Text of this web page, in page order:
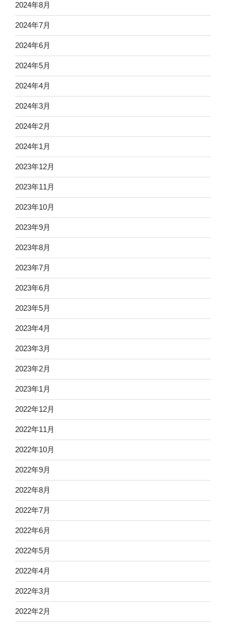
2024年8月
2024年7月
2024年6月
2024年5月
2024年4月
2024年3月
2024年2月
2024年1月
2023年12月
2023年11月
2023年10月
2023年9月
2023年8月
2023年7月
2023年6月
2023年5月
2023年4月
2023年3月
2023年2月
2023年1月
2022年12月
2022年11月
2022年10月
2022年9月
2022年8月
2022年7月
2022年6月
2022年5月
2022年4月
2022年3月
2022年2月